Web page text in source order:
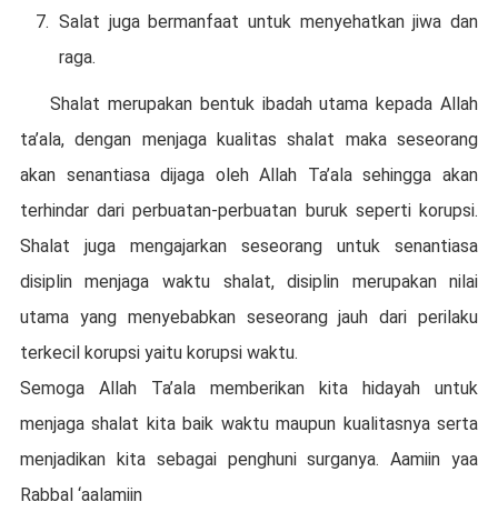
Salat juga bermanfaat untuk menyehatkan jiwa dan
raga.
Shalat merupakan bentuk ibadah utama kepada Allah
ta’ala, dengan menjaga kualitas shalat maka seseorang
akan senantiasa dijaga oleh Allah Ta’ala sehingga akan
terhindar dari perbuatan-perbuatan buruk seperti korupsi.
Shalat juga mengajarkan seseorang untuk senantiasa
disiplin menjaga waktu shalat, disiplin merupakan nilai
utama yang menyebabkan seseorang jauh dari perilaku
terkecil korupsi yaitu korupsi waktu.
Semoga Allah Ta’ala memberikan kita hidayah untuk
menjaga shalat kita baik waktu maupun kualitasnya serta
menjadikan kita sebagai penghuni surganya. Aamiin yaa
Rabbal ‘aalamiin